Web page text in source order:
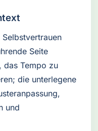
Seite
das Tempo zu
die unterlegene
und